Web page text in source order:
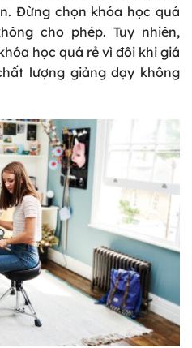
Đừng chọn khóa học quá
cho phép. Tuy nhiên,
học quá rẻ vì đôi khi giá
lượng giảng dạy không